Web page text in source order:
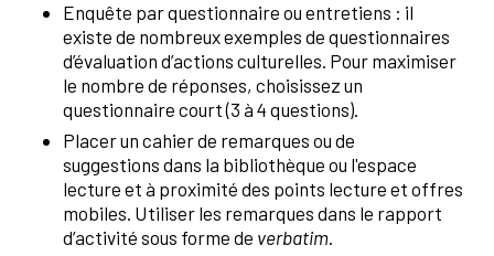
Enquête par questionnaire ou entretiens : il
existe de nombreux exemples de questionnaires
d’évaluation d’actions culturelles. Pour maximiser
le nombre de réponses, choisissez un
questionnaire court (3 à 4 questions).
Placer un cahier de remarques ou de
suggestions dans la bibliothèque ou l'espace
lecture et à proximité des points lecture et offres
mobiles. Utiliser les remarques dans le rapport
d’activité sous forme de verbatim.